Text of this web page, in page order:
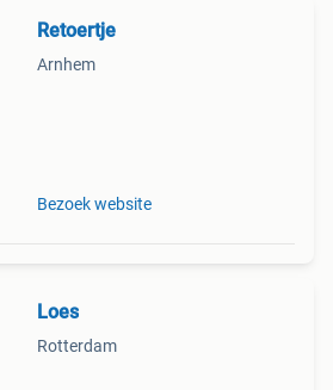
Retoertje
Arnhem
Bezoek website
Loes
Rotterdam